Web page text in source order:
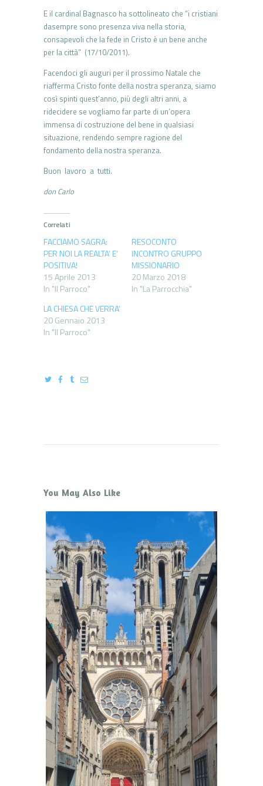
E il cardinal Bagnasco ha sottolineato che “i cristiani
dasempre sono presenza viva nella storia,
consapevoli che la fede in Cristo è un bene anche
per la città” (17/10/2011).
Facendoci gli auguri per il prossimo Natale che
riafferma Cristo fonte della nostra speranza, siamo
così spinti quest’anno, più degli altri anni, a
ridecidere se vogliamo far parte di un’opera
immensa di costruzione del bene in qualsiasi
situazione, rendendo sempre ragione del
fondamento della nostra speranza.
Buon lavoro a tutti.
don Carlo
Correlati
FACCIAMO SAGRA:
PER NOI LA REALTA’ E’
POSITIVA!
15 Aprile 2013
In "Il Parroco"
RESOCONTO
INCONTRO GRUPPO
MISSIONARIO
20 Marzo 2018
In "La Parrocchia"
LA CHIESA CHE VERRA’
20 Gennaio 2013
In "Il Parroco"
You May Also Like